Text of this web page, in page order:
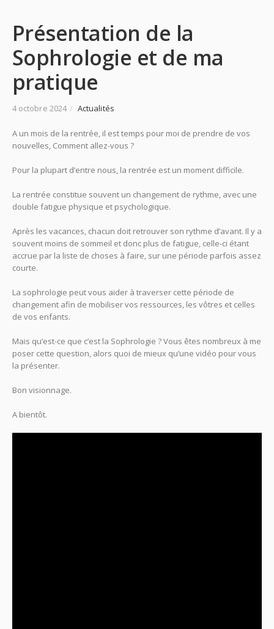
Présentation de la
Sophrologie et de ma
pratique
4 octobre 2024 / Actualités
A un mois de la rentrée, il est temps pour moi de prendre de vos
nouvelles, Comment allez-vous ?
Pour la plupart d’entre nous, la rentrée est un moment difficile.
La rentrée constitue souvent un changement de rythme, avec une
double fatigue physique et psychologique.
Après les vacances, chacun doit retrouver son rythme d’avant. Il y a
souvent moins de sommeil et donc plus de fatigue, celle-ci étant
accrue par la liste de choses à faire, sur une période parfois assez
courte.
La sophrologie peut vous aider à traverser cette période de
changement afin de mobiliser vos ressources, les vôtres et celles
de vos enfants.
Mais qu’est-ce que c’est la Sophrologie ? Vous êtes nombreux à me
poser cette question, alors quoi de mieux qu’une vidéo pour vous
la présenter.
Bon visionnage.
A bientôt.